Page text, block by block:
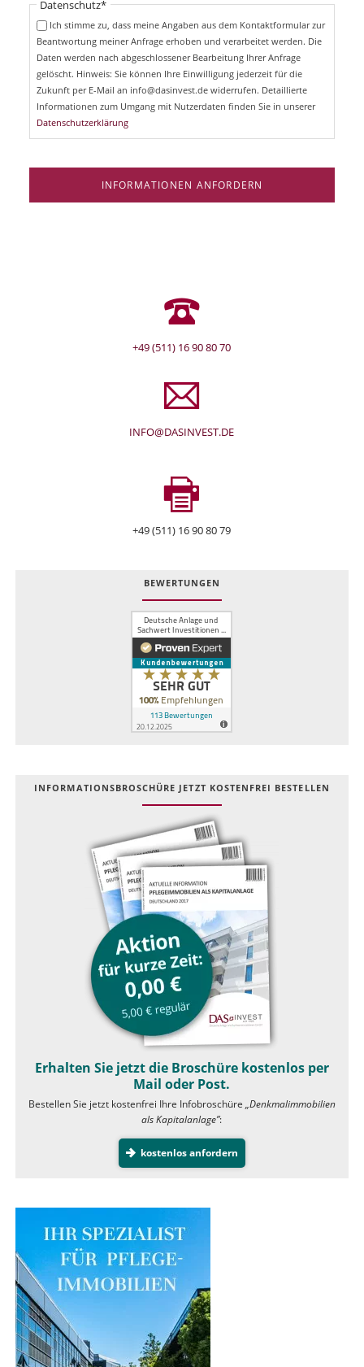
f
Pflichtfeld
Datenschutz*
Ich stimme zu, dass meine Angaben aus dem Kontaktformular zur
Beantwortung meiner Anfrage erhoben und verarbeitet werden. Die
Daten werden nach abgeschlossener Bearbeitung Ihrer Anfrage
gelöscht. Hinweis: Sie können Ihre Einwilligung jederzeit für die
Zukunft per E-Mail an info@dasinvest.de widerrufen. Detaillierte
Informationen zum Umgang mit Nutzerdaten finden Sie in unserer
Datenschutzerklärung
INFORMATIONEN ANFORDERN
+49 (511) 16 90 80 70
INFO@DASINVEST.DE
+49 (511) 16 90 80 79
BEWERTUNGEN
INFOR­MATIONS­BROSCHÜRE JETZT KOSTEN­FREI BESTELLEN
Erhalten Sie jetzt die Broschüre kostenlos per
Mail oder Post.
Bestellen Sie jetzt kostenfrei Ihre Infobroschüre „Denkmalimmobilien
als Kapitalanlage”:
kostenlos anfordern